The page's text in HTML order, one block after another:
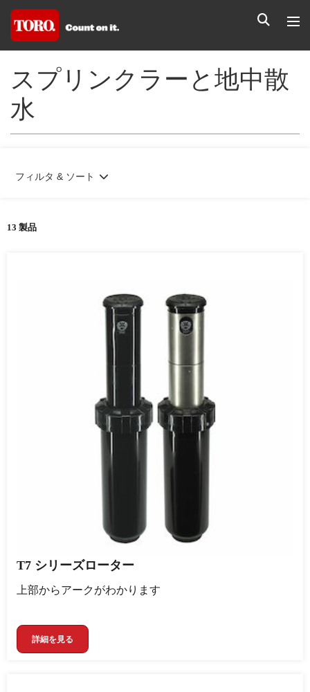
スプリンクラーと地中散
水
13 製品
フィルタ & ソート
T7 シリーズローター
上部からアークがわかります
詳細を見る